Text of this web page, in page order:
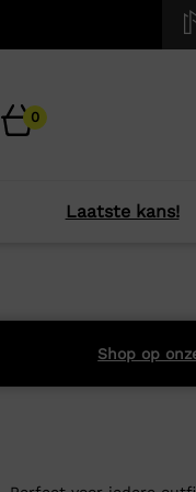
0
Laatste kans!
Shop op